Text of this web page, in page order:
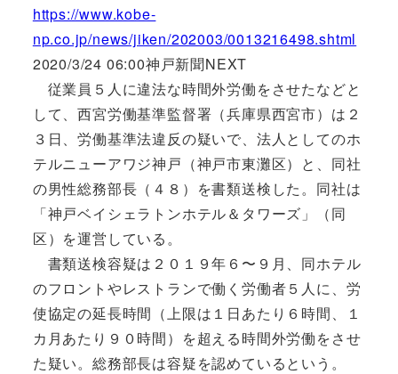
https://www.kobe-
np.co.jp/news/jiken/202003/0013216498.shtml
2020/3/24 06:00神戸新聞NEXT
従業員５人に違法な時間外労働をさせたなどと
して、西宮労働基準監督署（兵庫県西宮市）は２
３日、労働基準法違反の疑いで、法人としてのホ
テルニューアワジ神戸（神戸市東灘区）と、同社
の男性総務部長（４８）を書類送検した。同社は
「神戸ベイシェラトンホテル＆タワーズ」（同
区）を運営している。
書類送検容疑は２０１９年６〜９月、同ホテル
のフロントやレストランで働く労働者５人に、労
使協定の延長時間（上限は１日あたり６時間、１
カ月あたり９０時間）を超える時間外労働をさせ
た疑い。総務部長は容疑を認めているという。